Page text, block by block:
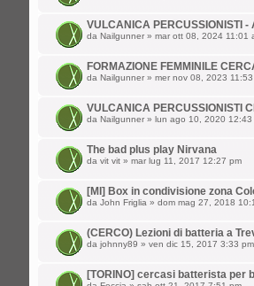
VULCANICA PERCUSSIONISTI -
da Nailgunner » mar ott 08, 2024 11:01
FORMAZIONE FEMMINILE
da Nailgunner » mer nov 08, 2023
VULCANICA PERCUSSIONISTI
da Nailgunner » lun ago 10, 2020 12:43
The bad plus play Nirvana
da vit vit » mar lug 11, 2017 12:27 pm
[MI] Box in condivisione zona
da John Friglia » dom mag 27, 2018
(CERCO) Lezioni di batteria a
da johnny89 » ven dic 15, 2017 3:33 pm
[TORINO] cercasi batterista per